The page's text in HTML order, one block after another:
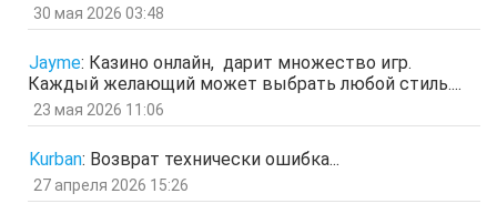
ЗОл
отв. цит.
Гость 5 мар 2026, 12:20
оЭЬЧ
SPPS 2 мар 2026, 16:19
ау, есть кто живой здесь?)
Гость
30 мая 2026 03:48
Jayme: Казино онлайн, дарит множество игр.
Каждый желающий может выбрать любой стиль....
23 мая 2026 11:06
Kurban: Возврат технически ошибка...
27 апреля 2026 15:26